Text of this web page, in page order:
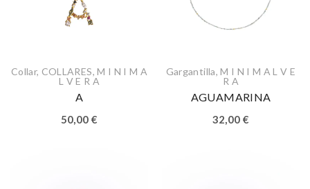
Collar, COLLARES,M I N I M A
L V E R A
A
50,00 €
Gargantilla,M I N I M A L V E
R A
AGUAMARINA
32,00 €